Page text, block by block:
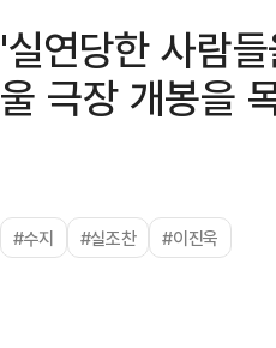
'실연당한 사람
울 극장 개봉을
#수지 #실조찬 #이진욱